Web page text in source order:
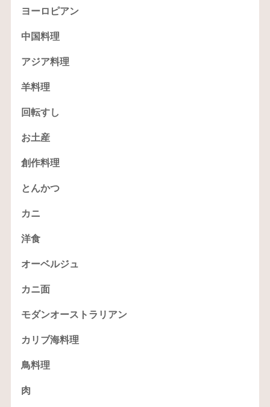
ヨーロピアン
中国料理
アジア料理
羊料理
回転すし
お土産
創作料理
とんかつ
カニ
洋食
オーベルジュ
カニ面
モダンオーストラリアン
カリブ海料理
鳥料理
肉